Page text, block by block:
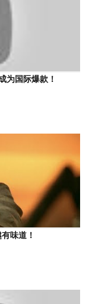
为国际爆款！
味道！